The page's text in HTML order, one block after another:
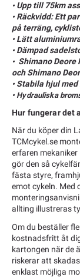
• Upp till 75km
• Räckvidd: Ett
på terräng,
• Lätt
• Dämpad
•
och Shimano
• Stabila hjul med
• Hydrauliska
Hur fungerar det
När du köper din
TCMcykel.se
erfaren mekaniker
gör den så
fästa styre,
emot cykeln. Med
allting illustreras
Om du beställer
kostnadsfritt åt
kartongen när de
riskerar att
enklast möjliga